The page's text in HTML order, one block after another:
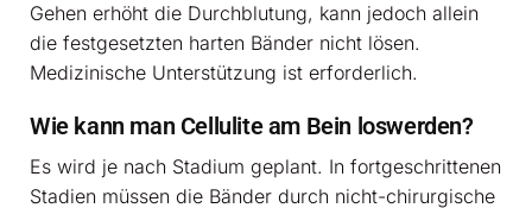
Gehen erhöht die Durchblutung, kann jedoch allein
die festgesetzten harten Bänder nicht lösen.
Medizinische Unterstützung ist erforderlich.
Wie kann man Cellulite am Bein loswerden?
Es wird je nach Stadium geplant. In fortgeschrittenen
Stadien müssen die Bänder durch nicht-chirurgische